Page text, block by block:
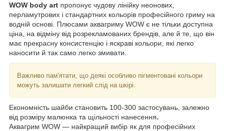
WOW body art пропонує чудову лінійку неонових,
перламутрових і стандартних кольорів професійного гриму на
водній основі. Плюсами аквагриму WOW є не тільки доступна
ціна, на відміну від розрекламованих брендів, але й те, що він
має прекрасну консистенцію і яскраві кольори, які легко
наносити й так само легко змивати.
Важливо пам'ятати, що деякі особливо пігментовані кольори
можуть залишати легкий слід на шкірі.
Економність шайби становить 100-300 застосувань, залежно
від розміру малюнка та щільності нанесення.
Аквагрим WOW — найкращий вибір як для професійних